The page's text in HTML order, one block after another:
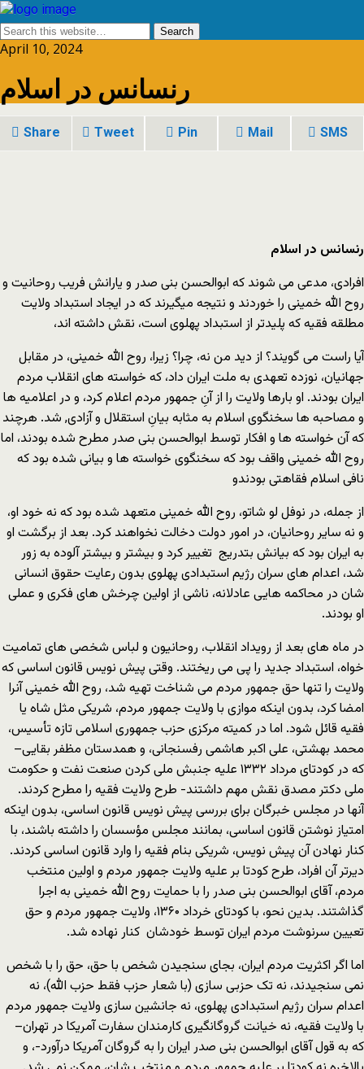
April 10, 2024
رنسانس در اسلام
Share Tweet Pin Mail SMS
رنسانس در اسلام
افرادی، مدعی می شوند که ابوالحسن بنی صدر و یارانش فریب روحانیت و
روح الله خمینی را خوردند و نتیجه میگیرند که در ایجاد استبداد ولایت
مطلقه فقیه که پلیدتر از استبداد پهلوی است، نقش داشته اند،
آیا راست می گویند؟ از دید من نه، چرا؟ زیرا، روح الله خمینی، در مقابل
جهانیان، نوزده تعهدی به ملت ایران داد، که خواسته های انقلاب مردم
ایران بودند. او بارها ولایت را از آنِ جمهور مردم اعلام کرد، و در اعلامیه ها
و مصاحبه ها سخنگوی اسلام به مثابه بیانِ استقلال و آزادی, شد. هرچند
که آن خواسته ها و افکار توسط ابوالحسن بنی صدر مطرح شده بودند، اما
روح الله خمینی واقف بود که سخنگوی خواسته ها و بیانی شده بود که
نافی اسلام فقاهتی بودندو
از جمله، در نوفل لو شاتو، روح الله خمینی متعهد شده بود که نه خود او،
و نه سایر روحانیان، در امور دولت دخالت نخواهند کرد. بعد از برگشت او
به ایران بود که بیانش بتدریج تغییر کرد و بیشتر و بیشتر آلوده به زور
شد، اعدام های سران رژیم استبدادی پهلوی بدون رعایت حقوق انسانی
شان در محاکمه هایی عادلانه، ناشی از اولین چرخش های فکری و عملی
او بودند.
در ماه های بعد از رویداد انقلاب، روحانیون و لباس شخصی های تمامیت
خواه، استبداد جدید را پی می ریختند. وقتی پیش نویس قانون اساسی که
ولایت را تنها حق جمهور مردم می شناخت تهیه شد، روح الله خمینی آنرا
امضا کرد، بدون اینکه موازی با ولایت جمهور مردم، شریکی مثل شاه یا
فقیه قائل شود. اما در کمیته مرکزی حزب جمهوری اسلامی تازه تأسیس،
محمد بهشتی، علی اکبر هاشمی رفسنجانی، و همدستان مظفر بقایی–
که در کودتای مرداد ١٣٣٢ علیه جنبش ملی کردن صنعت نفت و حکومت
ملی دکتر مصدق نقش مهم داشتند- طرح ولایت فقیه را مطرح کردند.
آنها در مجلس خبرگان برای بررسی پیش نویس قانون اساسی، بدون اینکه
امتیاز نوشتن قانون اساسی، بمانند مجلس مؤسسان را داشته باشند، با
کنار نهادن آن پیش نویس، شریکی بنام فقیه را وارد قانون اساسی کردند.
دیرتر آن افراد، طرح کودتا بر علیه ولایت جمهور مردم و اولین منتخب
مردم، آقای ابوالحسن بنی صدر را با حمایت روح الله خمینی به اجرا
گذاشتند. بدین نحو، با کودتای خرداد ۱۳۶۰، ولایت جمهور مردم و حق
تعیین سرنوشت مردم ایران توسط خودشان کنار نهاده شد.
اما اگر اکثریت مردم ایران، بجای سنجیدن شخص با حق، حق را با شخص
نمی سنجیدند، نه تک حزبی سازی (با شعار حزب فقط حزب الله)، نه
اعدام سران رژیم استبدادی پهلوی، نه جانشین سازی ولایت جمهور مردم
با ولایت فقیه، نه خیانت گروگانگیری کارمندان سفارت آمریکا در تهران–
که به قول آقای ابوالحسن بنی صدر ایران را به گروگان آمریکا درآورد-، و